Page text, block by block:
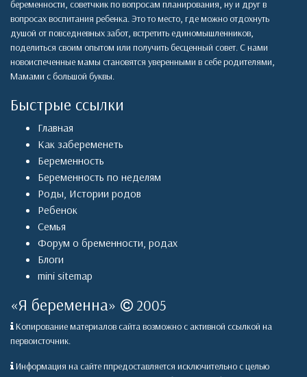
беременности, советчкик по вопросам планирования, ну и друг в
вопросах воспитания ребенка. Это то место, где можно отдохнуть
душой от повседневных забот, встретить единомышленников,
поделиться своим опытом или получить бесценный совет. С нами
новоиспеченные мамы становятся уверенными в себе родителями,
Мамами с большой буквы.
Быстрые ссылки
Главная
Как забеременеть
Беременность
Беременность по неделям
Роды, Истории родов
Ребенок
Семья
Форум о бременности, родах
Блоги
mini sitemap
«Я беременна» 2005
Копирование материалов сайта возможно с активной ссылкой на
первоисточник.
Информация на сайте ппредоставляется исключительно с целью